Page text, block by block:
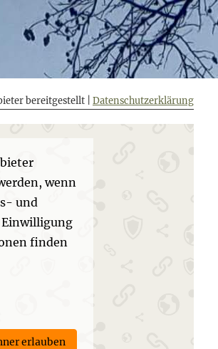
bereitgestellt | Datenschutzerklärung
wenn
und
Einwilligung
finden
erlauben